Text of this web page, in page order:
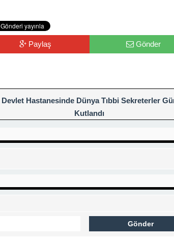
Paylaş Gönder
Devlet Hastanesinde Dünya Tıbbi Sekreterler
Kutlandı